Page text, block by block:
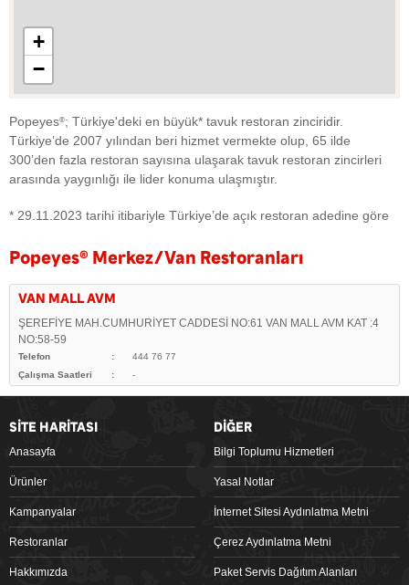
+
−
Popeyes®; Türkiye'deki en büyük* tavuk restoran zinciridir.
Türkiye’de 2007 yılından beri hizmet vermekte olup, 65 ilde
300’den fazla restoran sayısına ulaşarak tavuk restoran zincirleri
arasında yaygınlığı ile lider konuma ulaşmıştır.
* 29.11.2023 tarihi itibariyle Türkiye’de açık restoran adedine göre
Popeyes® Merkez/Van Restoranları
VAN MALL AVM
ŞEREFİYE MAH.CUMHURİYET CADDESİ NO:61 VAN MALL AVM KAT :4
NO:58-59
Telefon
444 76 77
Çalışma Saatleri
-
SİTE HARİTASI
Anasayfa
Ürünler
Kampanyalar
Restoranlar
Hakkımızda
DİĞER
Bilgi Toplumu Hizmetleri
Yasal Notlar
İnternet Sitesi Aydınlatma Metni
Çerez Aydınlatma Metni
Paket Servis Dağıtım Alanları